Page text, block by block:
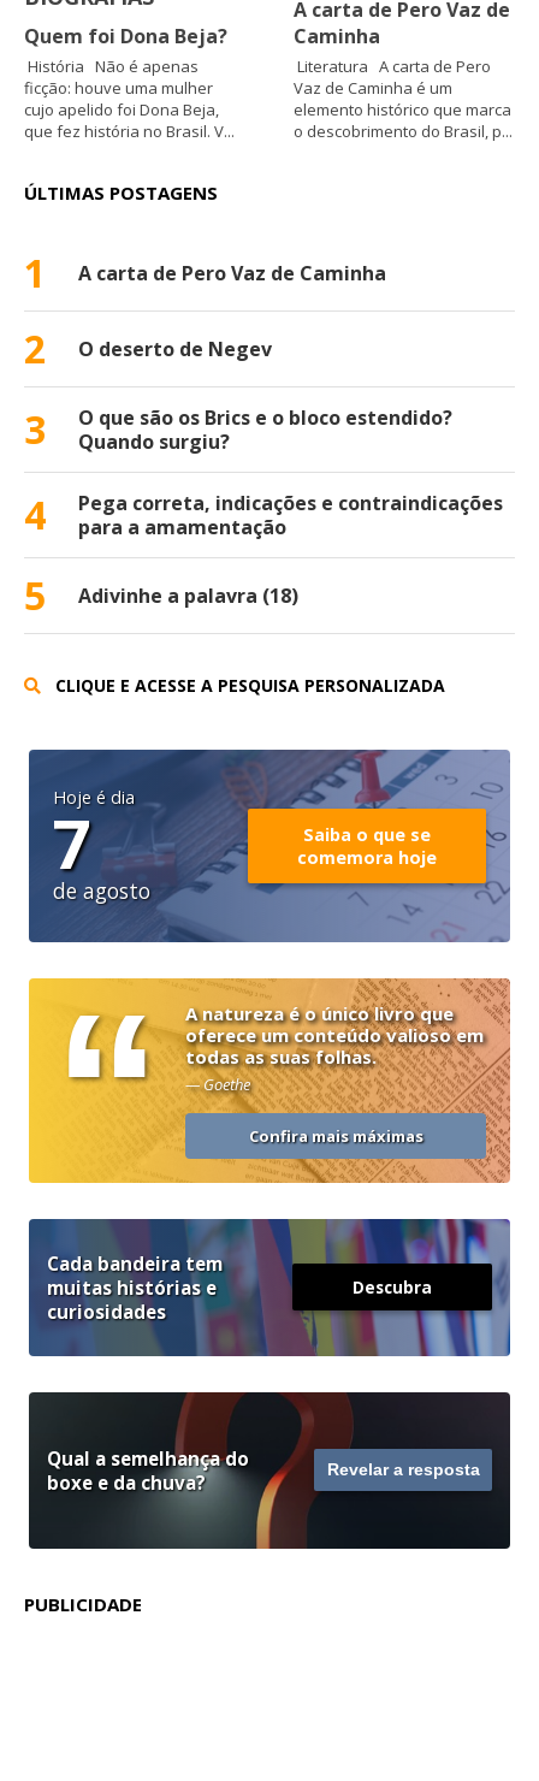
Quem foi Dona Beja?
História Não é apenas
ficção: houve uma mulher
cujo apelido foi Dona Beja,
que fez história no Brasil. V...
A carta de Pero Vaz de
Caminha
Literatura A carta de Pero
Vaz de Caminha é um
elemento histórico que marca
o descobrimento do Brasil, p...
ÚLTIMAS POSTAGENS
1 A carta de Pero Vaz de Caminha
2 O deserto de Negev
3
O que são os Brics e o bloco estendido?
Quando surgiu?
4
Pega correta, indicações e contraindicações
para a amamentação
5 Adivinhe a palavra (18)
CLIQUE E ACESSE A PESQUISA PERSONALIZADA
Hoje é dia
7
de agosto
Saiba o que se
comemora hoje
“
A natureza é o único livro que
oferece um conteúdo valioso em
todas as suas folhas.
— Goethe
Confira mais máximas
Cada bandeira tem
muitas histórias e
curiosidades
Descubra
Qual a semelhança do
boxe e da chuva?
Revelar a resposta
PUBLICIDADE